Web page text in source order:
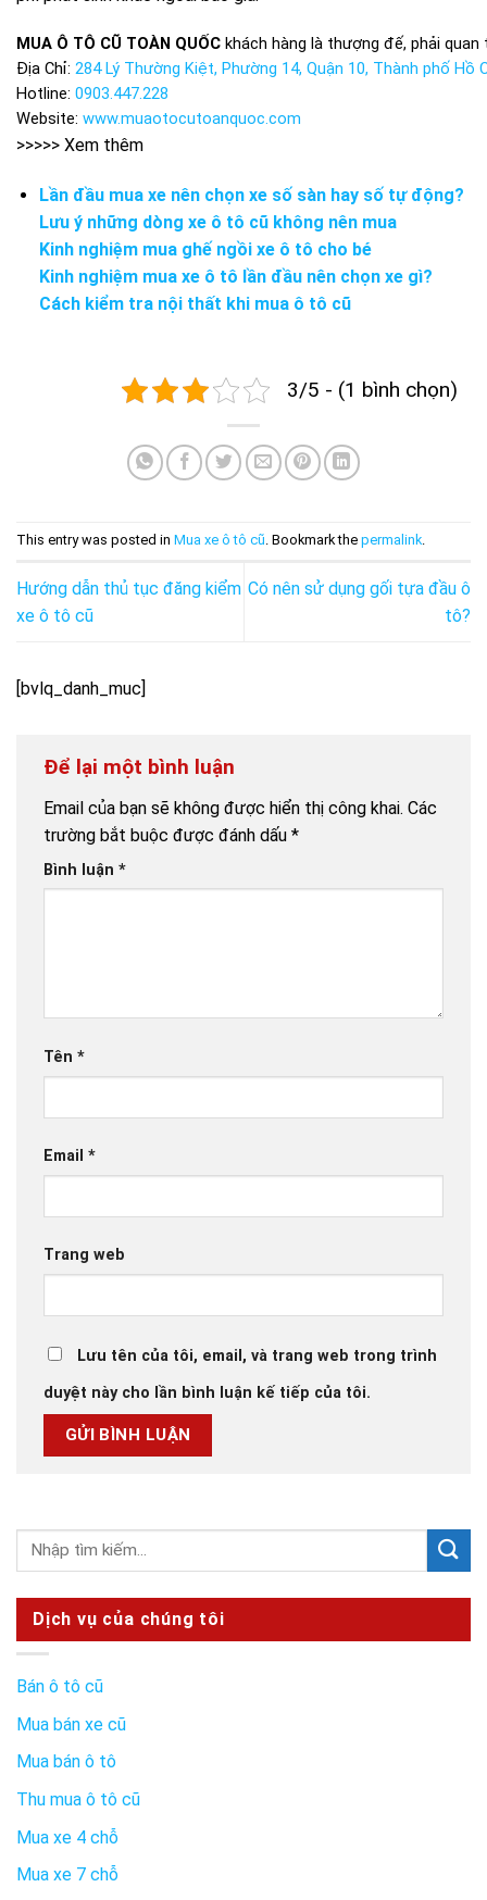
MUA Ô TÔ CŨ TOÀN QUỐC khách hàng là thượng đế, phải
Địa Chỉ: 284 Lý Thường Kiệt, Phường 14, Quận 10, Thành phố Hồ
Hotline: 0903.447.228
Website: www.muaotocutoanquoc.com
>>>>> Xem thêm
Lần đầu mua xe nên chọn xe số sàn hay số tự động?
Lưu ý những dòng xe ô tô cũ không nên mua
Kinh nghiệm mua ghế ngồi xe ô tô cho bé
Kinh nghiệm mua xe ô tô lần đầu nên chọn xe gì?
Cách kiểm tra nội thất khi mua ô tô cũ
3/5 - (1 bình chọn)
This entry was posted in Mua xe ô tô cũ . Bookmark the permalink
Hướng dẫn thủ tục đăng kiểm
xe ô tô cũ
Có nên sử dụng gối tựa đầu ô
tô?
[bvlq_danh_muc]
Để lại một bình luận
Email của bạn sẽ không được hiển thị công khai. Các
trường bắt buộc được đánh dấu *
Bình luận *
Tên *
Email *
Trang web
Lưu tên của tôi, email, và trang web trong trình
duyệt này cho lần bình luận kế tiếp của tôi.
Dịch vụ của chúng tôi
Bán ô tô cũ
Mua bán xe cũ
Mua bán ô tô
Thu mua ô tô cũ
Mua xe 4 chỗ
Mua xe 7 chỗ